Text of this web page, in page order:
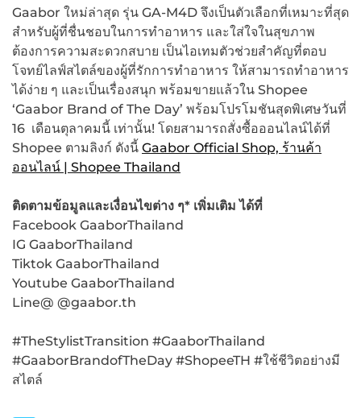
Gaabor ใหม่ล่าสุด รุ่น GA-M4D จึงเป็นตัวเลือกที่เหมาะที่สุด
สำหรับผู้ที่ชื่นชอบในการทำอาหาร และใส่ใจในสุขภาพ
ต้องการความสะดวกสบาย เป็นไอเทมตัวช่วยสำคัญที่ตอบ
โจทย์ไลฟ์สไตล์ของผู้ที่รักการทำอาหาร ให้สามารถทำอาหาร
ได้ง่าย ๆ และเป็นเรื่องสนุก พร้อมขายแล้วใน Shopee
‘Gaabor Brand of The Day’ พร้อมโปรโมชันสุดพิเศษวันที่
16 เดือนตุลาคมนี้ เท่านั้น! โดยสามารถสั่งซื้อออนไลน์ได้ที่
Shopee ตามลิงก์ ดังนี้ Gaabor Official Shop, ร้านค้า
ออนไลน์ | Shopee Thailand
ติดตามข้อมูลและเงื่อนไขต่าง ๆ* เพิ่มเติม ได้ที่
Facebook GaaborThailand
IG GaaborThailand
Tiktok GaaborThailand
Youtube GaaborThailand
Line@ @gaabor.th
#TheStylistTransition #GaaborThailand
#GaaborBrandofTheDay #ShopeeTH #ใช้ชีวิตอย่างมี
สไตล์